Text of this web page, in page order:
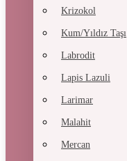
Krizokol
Kum/Yıldız Taşı
Labrodit
Lapis Lazuli
Larimar
Malahit
Mercan